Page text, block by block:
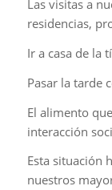
Las visitas a
residencias,
Ir a casa de la
Pasar la tarde
El alimento
interacción
Esta situación
nuestros